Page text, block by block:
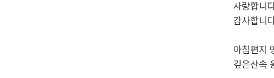
사랑합니
감사합니
아침편지
깊은산속